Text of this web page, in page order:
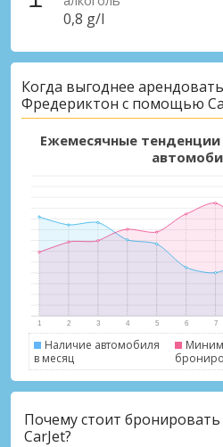
0,8 g/l
Когда выгоднее
Фредериктон с помощью
Ежемесячные
Наличие автомобиля
в месяц
Почему стоит бронировать
CarJet?